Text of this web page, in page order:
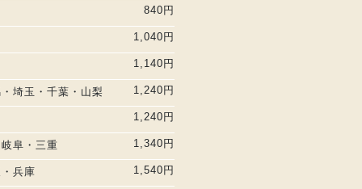
840円
1,040円
1,140円
埼玉・千葉・山梨 1,240円
1,240円
阜・三重 1,340円
兵庫 1,540円